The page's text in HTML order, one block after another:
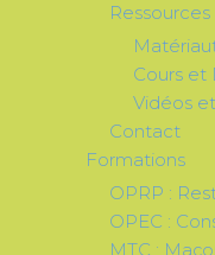
Ressources
Cours et
Vidéos
Contact
Formations
OPRP :
OPEC :
MTC :